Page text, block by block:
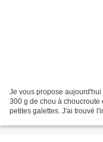
Je vous propose
300 g de chou à choucroute
petites galettes. J'ai trouvé